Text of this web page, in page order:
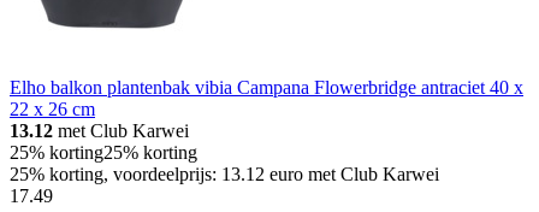
Elho balkon plantenbak vibia Campana Flowerbridge antraciet 40 x
22 x 26 cm
13.12 met Club Karwei
25% korting25% korting
25% korting, voordeelprijs: 13.12 euro met Club Karwei
17.49